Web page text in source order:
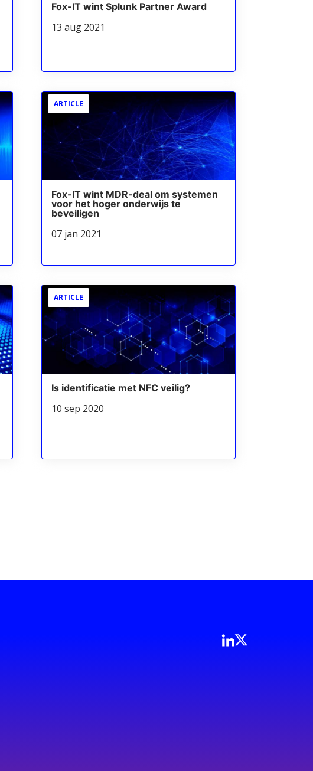
Fox-IT wint Splunk Partner Award
13 aug 2021
ARTICLE
Fox-IT wint MDR-deal om systemen
voor het hoger onderwijs te
beveiligen
07 jan 2021
ARTICLE
Is identificatie met NFC veilig?
10 sep 2020